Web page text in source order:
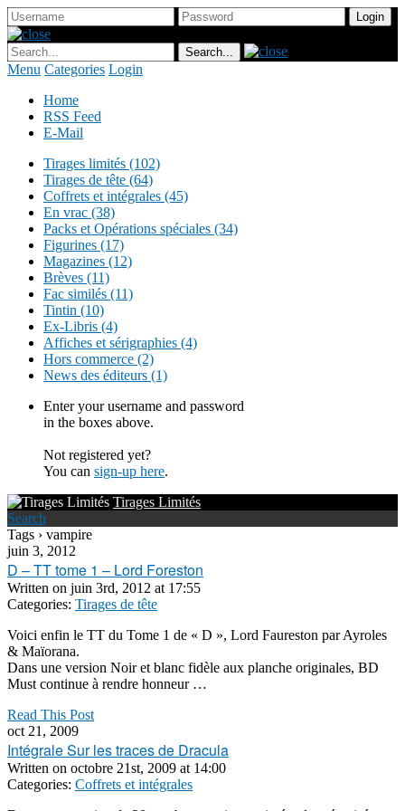
Menu Categories Login
Home
RSS Feed
E-Mail
Tirages limités (102)
Tirages de tête (64)
Coffrets et intégrales (45)
En vrac (38)
Packs et Opérations spéciales (34)
Figurines (17)
Magazines (12)
Brèves (11)
Fac similés (11)
Tintin (10)
Ex-Libris (4)
Affiches et sérigraphies (4)
Hors commerce (2)
News des éditeurs (1)
Enter your username and password
in the boxes above.
Not registered yet?
You can sign-up here.
Tirages Limités
Search
Tags › vampire
juin 3, 2012
D – TT tome 1 – Lord Foreston
Written on juin 3rd, 2012 at 17:55
Categories: Tirages de tête
Voici enfin le TT du Tome 1 de « D », Lord Faureston par Ayroles
& Maïorana.
Dans une version Noir et blanc fidèle aux planche originales, BD
Must continue à rendre honneur …
Read This Post
oct 21, 2009
Intégrale Sur les traces de Dracula
Written on octobre 21st, 2009 at 14:00
Categories: Coffrets et intégrales